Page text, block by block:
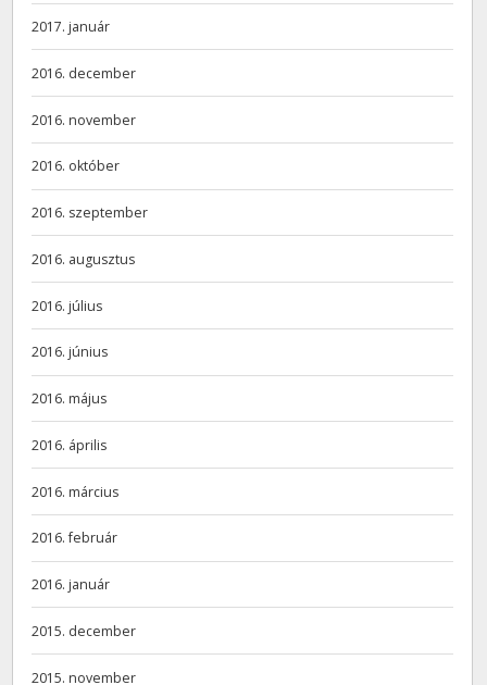
2017. január
2016. december
2016. november
2016. október
2016. szeptember
2016. augusztus
2016. július
2016. június
2016. május
2016. április
2016. március
2016. február
2016. január
2015. december
2015. november